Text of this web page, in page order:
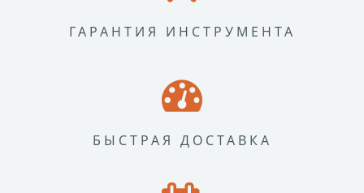
ГАРАНТИЯ ИНСТРУМЕНТА
БЫСТРАЯ ДОСТАВКА